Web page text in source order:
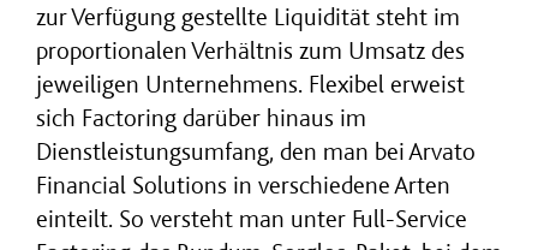
zur Verfügung gestellte Liquidität steht im
proportionalen Verhältnis zum Umsatz des
jeweiligen Unternehmens. Flexibel erweist
sich Factoring darüber hinaus im
Dienstleistungsumfang, den man bei Arvato
Financial Solutions in verschiedene Arten
einteilt. So versteht man unter Full-Service